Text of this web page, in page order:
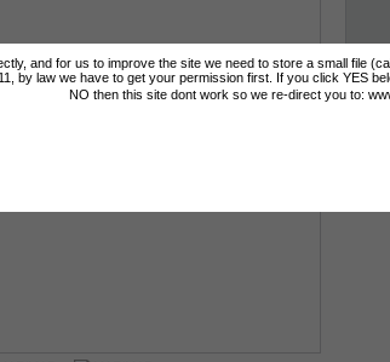
and for us to improve the site we need to store a small file
by law we have to get your permission first. If you click YES
NO then this site dont work so we re-direct you to: